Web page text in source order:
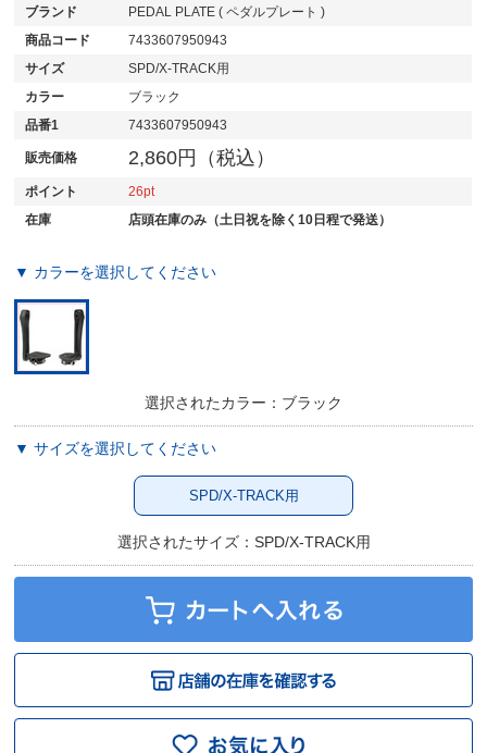
ブランド
PEDAL PLATE ( ペダルプレート )
商品コード
7433607950943
サイズ
SPD/X-TRACK用
カラー
ブラック
品番1
7433607950943
販売価格 2,860円（税込）
ポイント
26
在庫
店頭在庫のみ（土日祝を除く10日程で発送）
▼ カラーを選択してください
選択されたカラー：ブラック
▼ サイズを選択してください
SPD/X-TRACK用
選択されたサイズ：SPD/X-TRACK用